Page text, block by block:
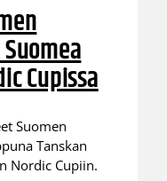
Cupissa
Suomen
Tanskan
Nordic Cupiin.